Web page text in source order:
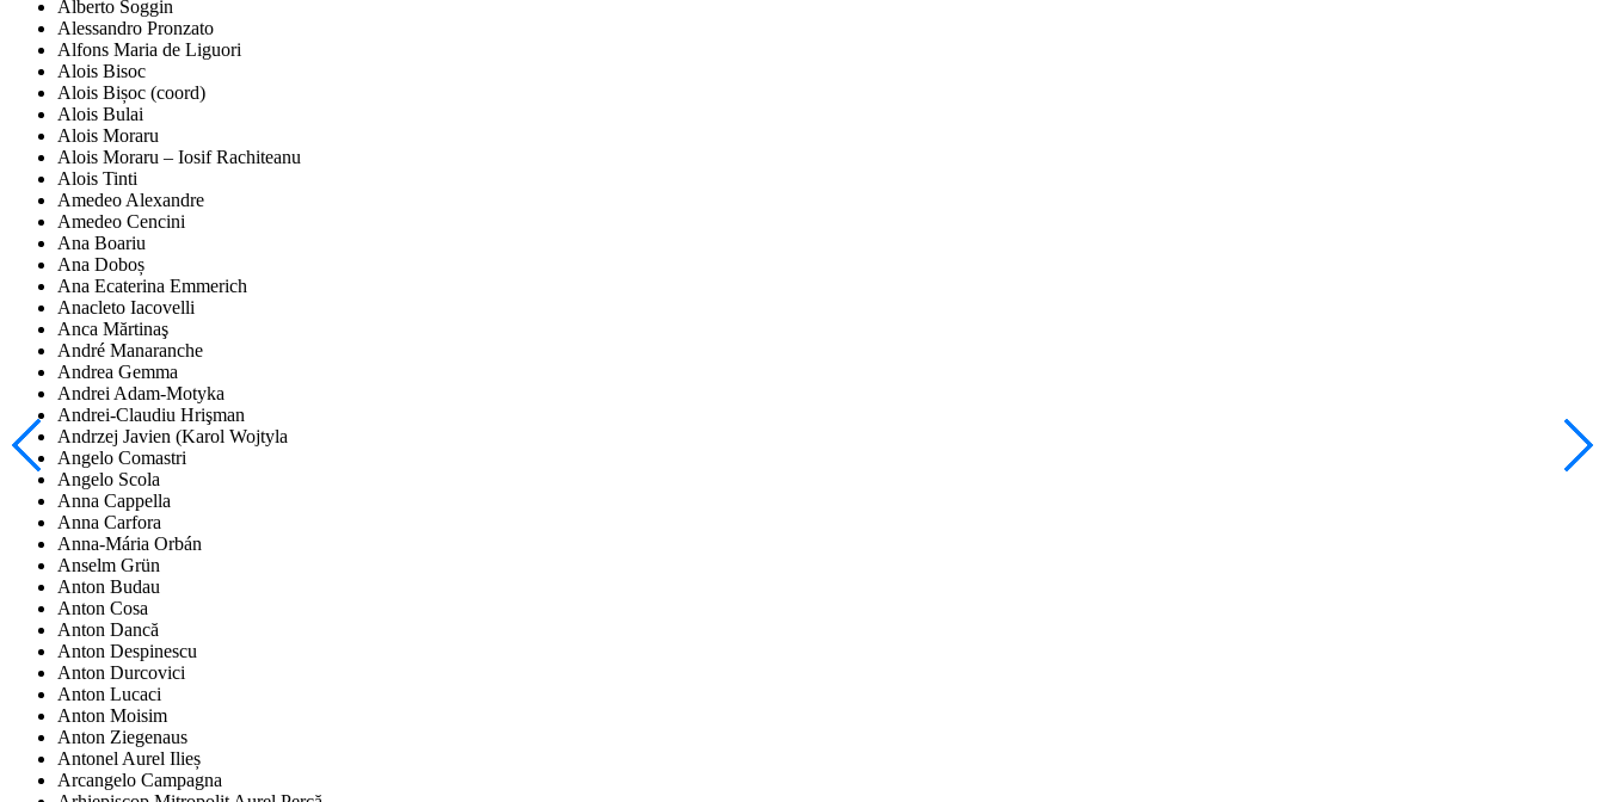
Alberto Soggin
Alessandro Pronzato
Alfons Maria de Liguori
Alois Bisoc
Alois Bișoc (coord)
Alois Bulai
Alois Moraru
Alois Moraru – Iosif Rachiteanu
Alois Tinti
Amedeo Alexandre
Amedeo Cencini
Ana Boariu
Ana Doboș
Ana Ecaterina Emmerich
Anacleto Iacovelli
Anca Mărtinaş
André Manaranche
Andrea Gemma
Andrei Adam-Motyka
Andrei-Claudiu Hrişman
Andrzej Javien (Karol Wojtyla
Angelo Comastri
Angelo Scola
Anna Cappella
Anna Carfora
Anna-Mária Orbán
Anselm Grün
Anton Budau
Anton Cosa
Anton Dancă
Anton Despinescu
Anton Durcovici
Anton Lucaci
Anton Moisim
Anton Ziegenaus
Antonel Aurel Ilieș
Arcangelo Campagna